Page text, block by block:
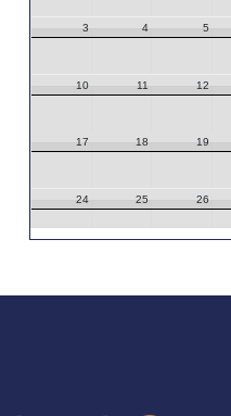
3 4 5
10 11 12
17 18 19
24 25 26